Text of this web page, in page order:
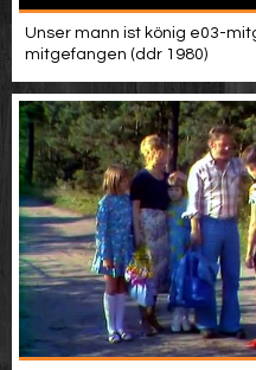
Unser mann ist könig e03-
mitgefangen (ddr 1980)